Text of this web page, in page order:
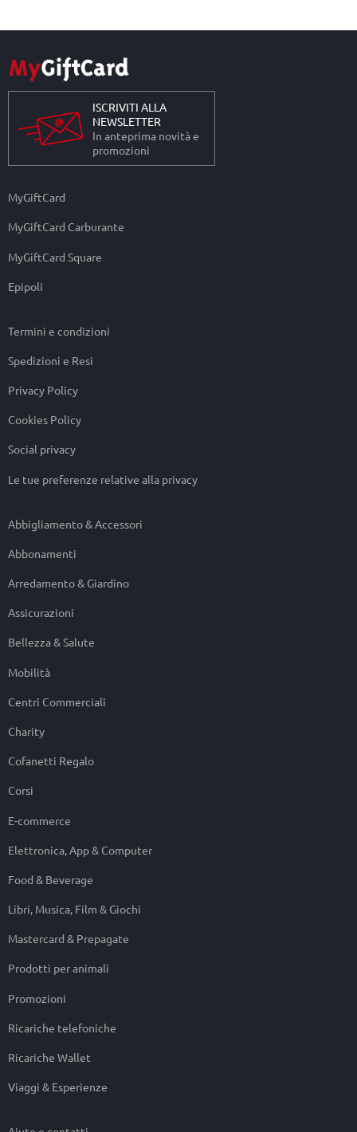
ISCRIVITI ALLA
NEWSLETTER
In anteprima novità e
promozioni
MyGiftCard
MyGiftCard Carburante
MyGiftCard Square
Epipoli
Termini e condizioni
Spedizioni e Resi
Privacy Policy
Cookies Policy
Social privacy
Le tue preferenze relative alla privacy
Abbigliamento & Accessori
Abbonamenti
Arredamento & Giardino
Assicurazioni
Bellezza & Salute
Mobilità
Centri Commerciali
Charity
Cofanetti Regalo
Corsi
E-commerce
Elettronica, App & Computer
Food & Beverage
Libri, Musica, Film & Giochi
Mastercard & Prepagate
Prodotti per animali
Promozioni
Ricariche telefoniche
Ricariche Wallet
Viaggi & Esperienze